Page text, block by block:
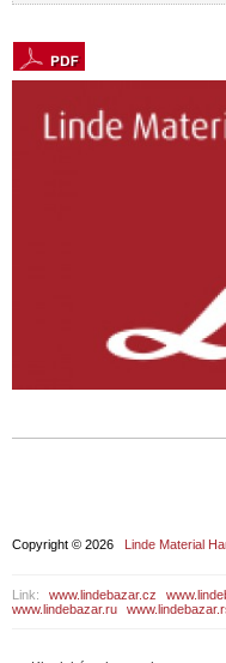
Copyright © 2026 Linde Material
Link: www.lindebazar.cz
www.lindebazar.ru